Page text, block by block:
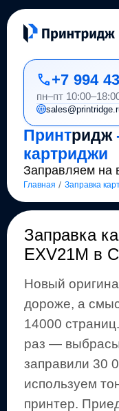
Принтридж
картриджи
Заправляем на
Главная / Заправка
+7 994
пн–пт
Заправка
EXV21M в
Новый
дороже, а
14000 страниц.
раз —
заправили 30
используем
принтер.